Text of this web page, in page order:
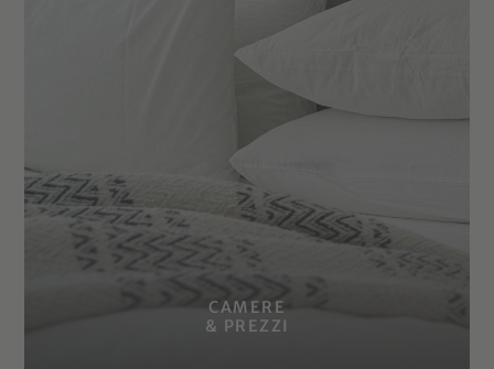
CAMERE
& PREZZI